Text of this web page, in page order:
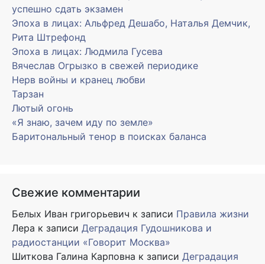
успешно сдать экзамен
Эпоха в лицах: Альфред Дешабо, Наталья Демчик,
Рита Штрефонд
Эпоха в лицах: Людмила Гусева
Вячеслав Огрызко в свежей периодике
Нерв войны и кранец любви
Тарзан
Лютый огонь
«Я знаю, зачем иду по земле»
Баритональный тенор в поисках баланса
Свежие комментарии
Белых Иван григорьевич к записи Правила жизни
Лера к записи Деградация Гудошникова и
радиостанции «Говорит Москва»
Шиткова Галина Карповна к записи Деградация